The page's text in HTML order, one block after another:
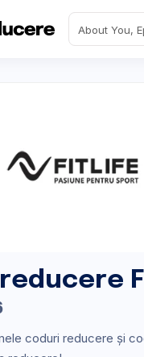
coduri reducere și